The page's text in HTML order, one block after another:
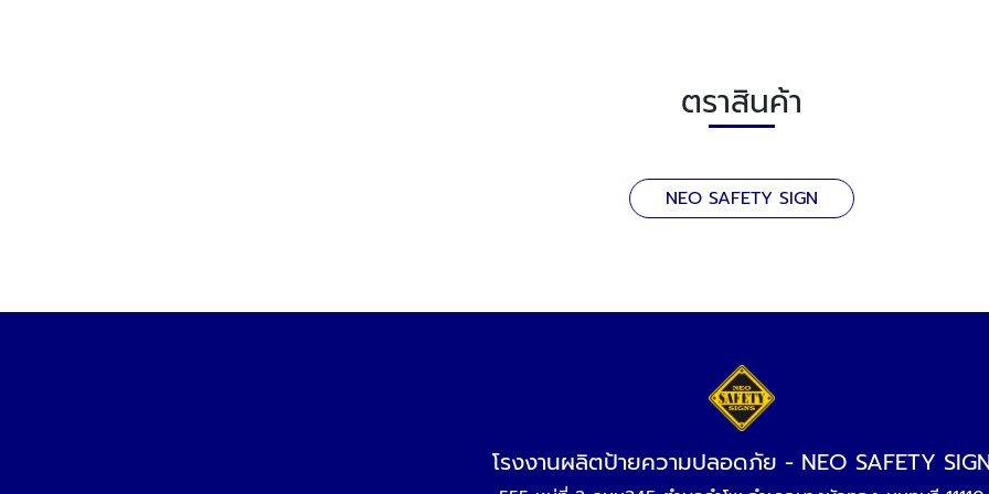
ตราสินค้า
NEO SAFETY SIGN
โรงงานผลิตป้ายความปลอดภัย - NEO SAFETY